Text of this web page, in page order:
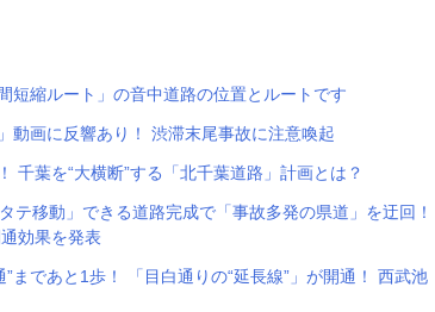
短縮ルート」の音中道路の位置とルートです
動画に反響あり！ 渋滞末尾事故に注意喚起
千葉を“大横断”する「北千葉道路」計画とは？
テ移動」できる道路完成で「事故多発の県道」を迂回！
効果を発表
”まであと1歩！ 「目白通りの“延長線”」が開通！ 西武池